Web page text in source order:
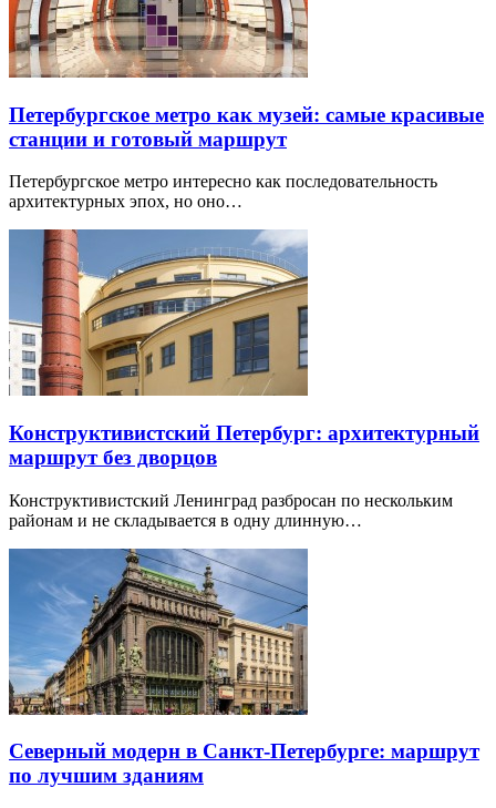
Петербургское метро как музей: самые красивые
станции и готовый маршрут
Петербургское метро интересно как последовательность
архитектурных эпох, но оно…
Конструктивистский Петербург: архитектурный
маршрут без дворцов
Конструктивистский Ленинград разбросан по нескольким
районам и не складывается в одну длинную…
Северный модерн в Санкт-Петербурге: маршрут
по лучшим зданиям